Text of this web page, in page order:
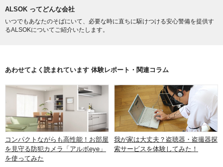
ALSOK ってどんな会社
いつでもあなたのそばにいて、必要な時に直ちに駆けつける安心警備を提供す
るALSOKについてご紹介いたします。
あわせてよく読まれています 体験レポート・関連コラム
コンパクトながらも高性能！お部屋
を見守る防犯カメラ「アルボeye」
を使ってみた
我が家は大丈夫？盗聴器・盗撮器探
索サービスを体験してみた！